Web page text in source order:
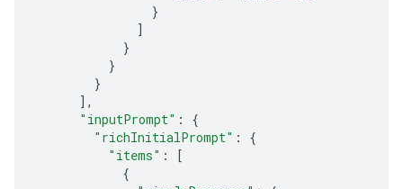
}
]
}
}
}
],
"inputPrompt" :
{
"richInitialPrompt" :
{
"items" :
[
{